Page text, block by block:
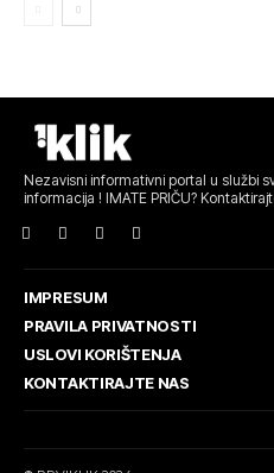
Nezavisni informativni portal u službi
informacija ! IMATE PRIČU?
IMPRESUM
PRAVILA PRIVATNOSTI
USLOVI KORIŠTENJA
KONTAKTIRAJTE NAS